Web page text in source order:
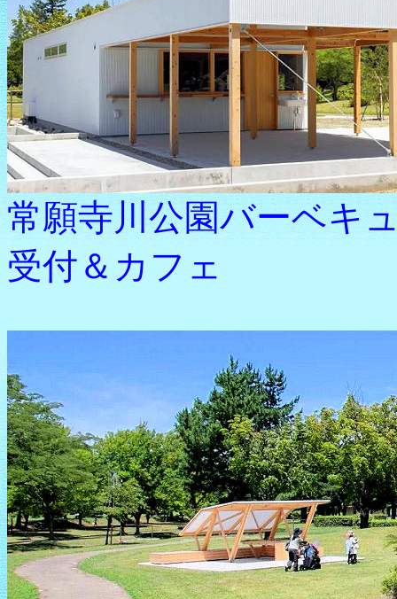
常願寺川公園バーベ
受付＆カフェ